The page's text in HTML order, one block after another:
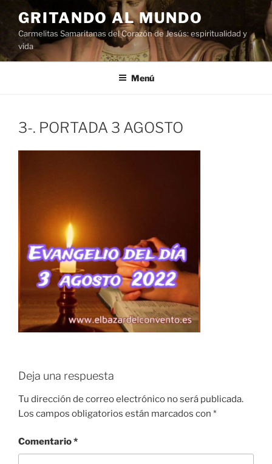
al
contenido
GRITANDO AL MUNDO
Carmelitas Samaritanas del Corazón de Jesús: espiritualidad y
vida
Menú
3-. PORTADA 3 AGOSTO
Deja una respuesta
Tu dirección de correo electrónico no será publicada.
Los campos obligatorios están marcados con *
Comentario*